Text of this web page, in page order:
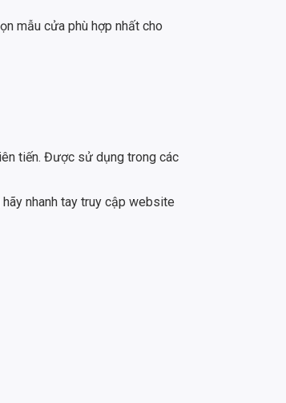
mẫu cửa phù hợp nhất cho
tiến. Được sử dụng trong các
nhanh tay truy cập website